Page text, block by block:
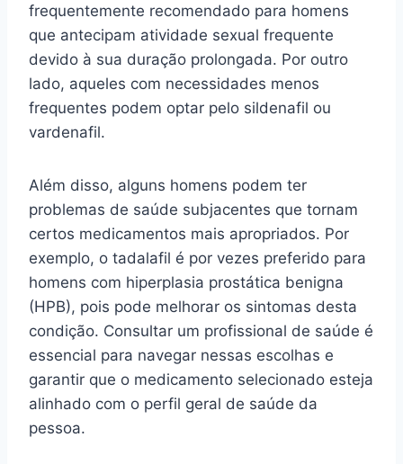
frequentemente recomendado para homens
que antecipam atividade sexual frequente
devido à sua duração prolongada. Por outro
lado, aqueles com necessidades menos
frequentes podem optar pelo sildenafil ou
vardenafil.
Além disso, alguns homens podem ter
problemas de saúde subjacentes que tornam
certos medicamentos mais apropriados. Por
exemplo, o tadalafil é por vezes preferido para
homens com hiperplasia prostática benigna
(HPB), pois pode melhorar os sintomas desta
condição. Consultar um profissional de saúde é
essencial para navegar nessas escolhas e
garantir que o medicamento selecionado esteja
alinhado com o perfil geral de saúde da
pessoa.